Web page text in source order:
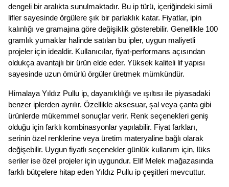
dengeli bir aralıkta sunulmaktadır. Bu ip türü, içeriğindeki simli
lifler sayesinde örgülere şık bir parlaklık katar. Fiyatlar, ipin
kalınlığı ve gramajına göre değişiklik gösterebilir. Genellikle 100
gramlık yumaklar halinde satılan bu ipler, uygun maliyetli
projeler için idealdir. Kullanıcılar, fiyat-performans açısından
oldukça avantajlı bir ürün elde eder. Yüksek kaliteli lif yapısı
sayesinde uzun ömürlü örgüler üretmek mümkündür.
Himalaya Yıldız Pullu ip, dayanıklılığı ve ışıltısı ile piyasadaki
benzer iplerden ayrılır. Özellikle aksesuar, şal veya çanta gibi
ürünlerde mükemmel sonuçlar verir. Renk seçenekleri geniş
olduğu için farklı kombinasyonlar yapılabilir. Fiyat farkları,
serinin özel renklerine veya üretim materyaline bağlı olarak
değişebilir. Uygun fiyatlı seçenekler günlük kullanım için, lüks
seriler ise özel projeler için uygundur. Elif Melek mağazasında
farklı bütçelere hitap eden Yıldız Pullu ip çeşitleri mevcuttur.